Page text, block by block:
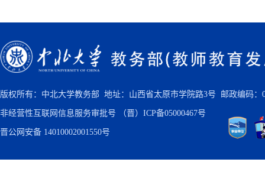
版权所有：中北大学教务部 地址：山西省太原市学院路3号 邮政编码：
非经营性互联网信息服务审批号 （晋）ICP备05000467号
晋公网安备 14010002001550号